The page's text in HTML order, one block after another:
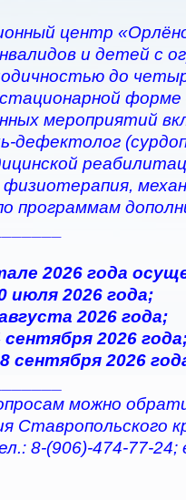
центр
и детей с
до
форме
мероприятий
дефектолог
физиотерапия,
программам
2026 года
июля 2026 года;
2026 года;
2026
сентября 2026
можно
8-(906)-474-77-24;